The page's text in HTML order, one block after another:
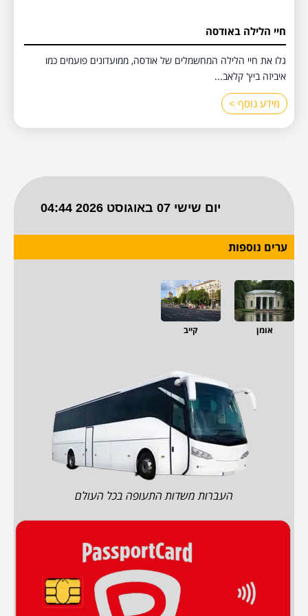
חיי הלילה באודסה
גלו את חיי הלילה המחשמלים של אודסה, ממועדונים פועמים כמו
איביזה ביץ' קלאב...
מידע נוסף >
ערים נוספות
אומן קייב
העברות משדות התעופה בכל העולם